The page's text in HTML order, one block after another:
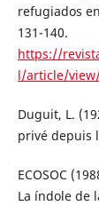
refugiados
131-140.
https://
l/article/
Duguit, L.
privé depuis
ECOSOC
La índole de